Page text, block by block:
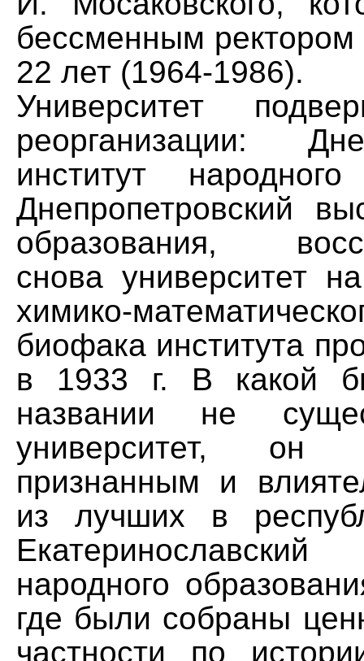
бессменным ректором
22 лет (1964-1986).
Университет
реорганизации:
институт
Днепропетровский
образования,
снова университет
химико-
биофака института
в 1933 г. В какой
названии не
университет, он
признанным и
из лучших в
народного
где были собраны
частности по